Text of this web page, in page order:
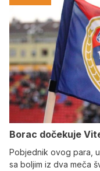
Borac dočekuje
Pobjednik ovog para,
sa boljim iz dva meča